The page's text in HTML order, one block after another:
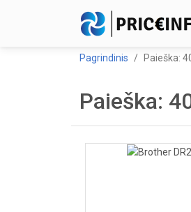
Pagrindinis Paieška:
Paieška: